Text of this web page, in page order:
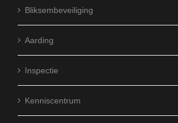
Bliksembeveiliging
Aarding
Inspectie
Kenniscentrum